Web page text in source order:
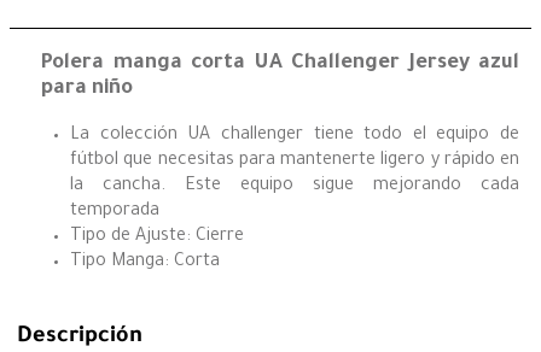
Polera manga corta UA Challenger Jersey azul
para niño
La colección UA challenger tiene todo el equipo de
fútbol que necesitas para mantenerte ligero y rápido en
la cancha. Este equipo sigue mejorando cada
temporada
Tipo de Ajuste: Cierre
Tipo Manga: Corta
Descripción